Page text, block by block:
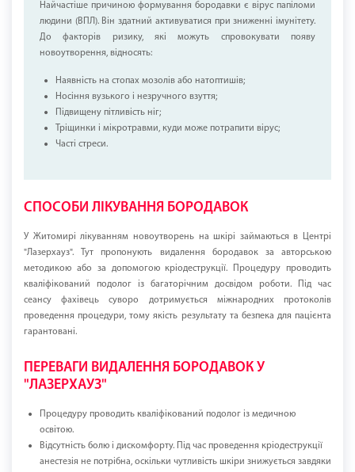
Найчастіше причиною формування бородавки є вірус папіломи
людини (ВПЛ). Він здатний активуватися при зниженні імунітету.
До факторів ризику, які можуть спровокувати появу
новоутворення, відносять:
Наявність на стопах мозолів або натоптишів;
Носіння вузького і незручного взуття;
Підвищену пітливість ніг;
Тріщинки і мікротравми, куди може потрапити вірус;
Часті стреси.
СПОСОБИ ЛІКУВАННЯ БОРОДАВОК
У Житомирі лікуванням новоутворень на шкірі займаються в Центрі
"Лазерхауз". Тут пропонують видалення бородавок за авторською
методикою або за допомогою кріодеструкції. Процедуру проводить
кваліфікований подолог із багаторічним досвідом роботи. Під час
сеансу фахівець суворо дотримується міжнародних протоколів
проведення процедури, тому якість результату та безпека для пацієнта
гарантовані.
ПЕРЕВАГИ ВИДАЛЕННЯ БОРОДАВОК У
"ЛАЗЕРХАУЗ"
Процедуру проводить кваліфікований подолог із медичною
освітою.
Відсутність болю і дискомфорту. Під час проведення кріодеструкції
анестезія не потрібна, оскільки чутливість шкіри знижується завдяки